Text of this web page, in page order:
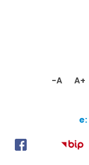
-A A+
e: